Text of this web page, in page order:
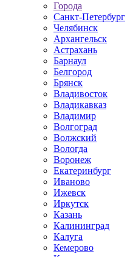
Города
Санкт-Петербург
Челябинск
Архангельск
Астрахань
Барнаул
Белгород
Брянск
Владивосток
Владикавказ
Владимир
Волгоград
Волжский
Вологда
Воронеж
Екатеринбург
Иваново
Ижевск
Иркутск
Казань
Калининград
Калуга
Кемерово